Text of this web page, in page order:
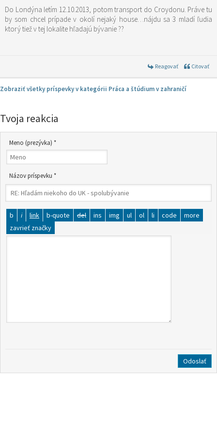
Do Londýna letím 12.10.2013, potom transport do Croydonu. Práve tu
by som chcel prípade v okolí nejaký house…nájdu sa 3 mladí ľudia
ktorý tiež v tej lokalite hľadajú bývanie ??
Reagovať Citovať
Zobraziť všetky príspevky v kategórii Práca a štúdium v zahraničí
Tvoja reakcia
Meno (prezývka) *
Názov príspevku *